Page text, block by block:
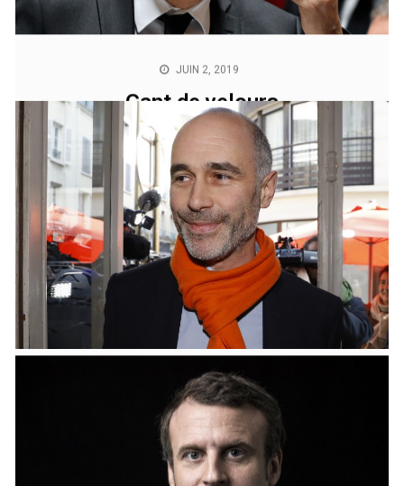
JUIN 2, 2019
Gant de velours
« Ce n’est pas parce qu’une main a été arrachée qu’il y a
eu une action illégale! » Laurent Nuñez-Belda,
l’Intérieur.02/06/2019 – Source : Le Figaro